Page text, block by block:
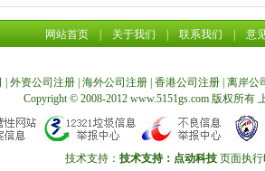
网站首页 关于我们 联系我们 意
外资公司注册 海外公司注册 香港公司注册 离岸公
Copyright © 2008-2012 www.5151gs.com 版权所有
技术支持： 技术支持：点动科技页面执行